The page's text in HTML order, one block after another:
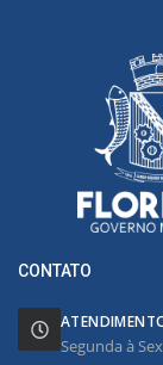
CONTATO
Segunda à